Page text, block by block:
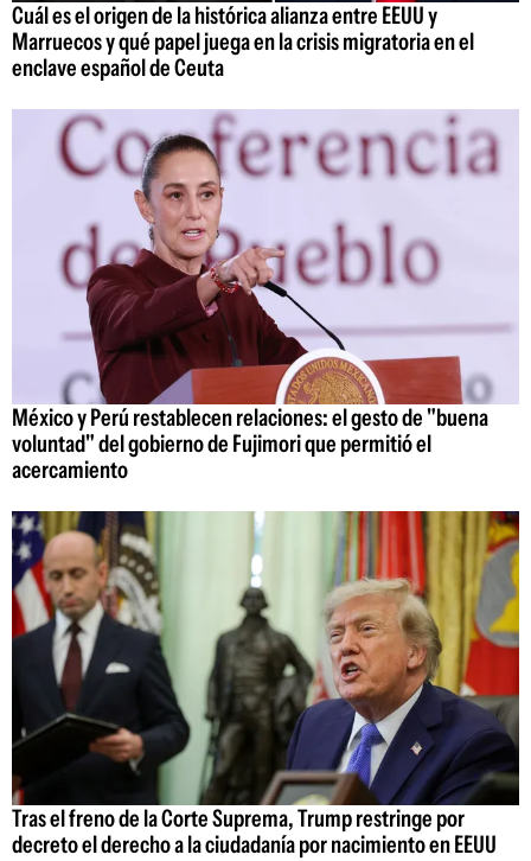
Cuál es el origen de la histórica alianza entre EEUU y
Marruecos y qué papel juega en la crisis migratoria en el
enclave español de Ceuta
México y Perú restablecen relaciones: el gesto de "buena
voluntad" del gobierno de Fujimori que permitió el
acercamiento
Tras el freno de la Corte Suprema, Trump restringe por
decreto el derecho a la ciudadanía por nacimiento en EEUU